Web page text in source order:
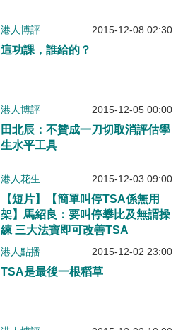
港人博評 2015-12-08 02:30
這功課，誰給的？
港人博評 2015-12-05 00:00
田北辰：不贊成一刀切取消評估學
生水平工具
港人花生 2015-12-03 09:00
【短片】【簡單叫停TSA係無用
架】馬紹良：要叫停攀比及無謂操
練 三大法寶即可改善TSA
港人點播 2015-12-02 23:00
TSA是最後一根稻草